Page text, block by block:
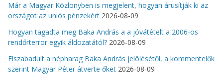
Már a Magyar Közlönyben is megjelent, hogyan árusítják ki az
országot az uniós pénzekért 2026-08-09
Hogyan tagadta meg Baka András a a jóvátételt a 2006-os
rendőrterror egyik áldozatától? 2026-08-09
Elszabadult a népharag Baka András jelölésétől, a kommentelők
szerint Magyar Péter átverte őket 2026-08-09